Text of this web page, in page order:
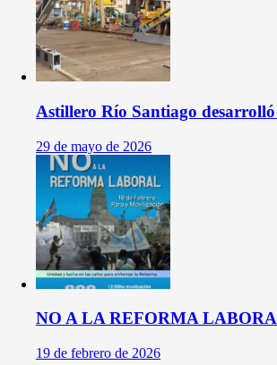
Astillero Río Santiago
29 de mayo de 2026
NO A LA REFORMA
19 de febrero de 2026